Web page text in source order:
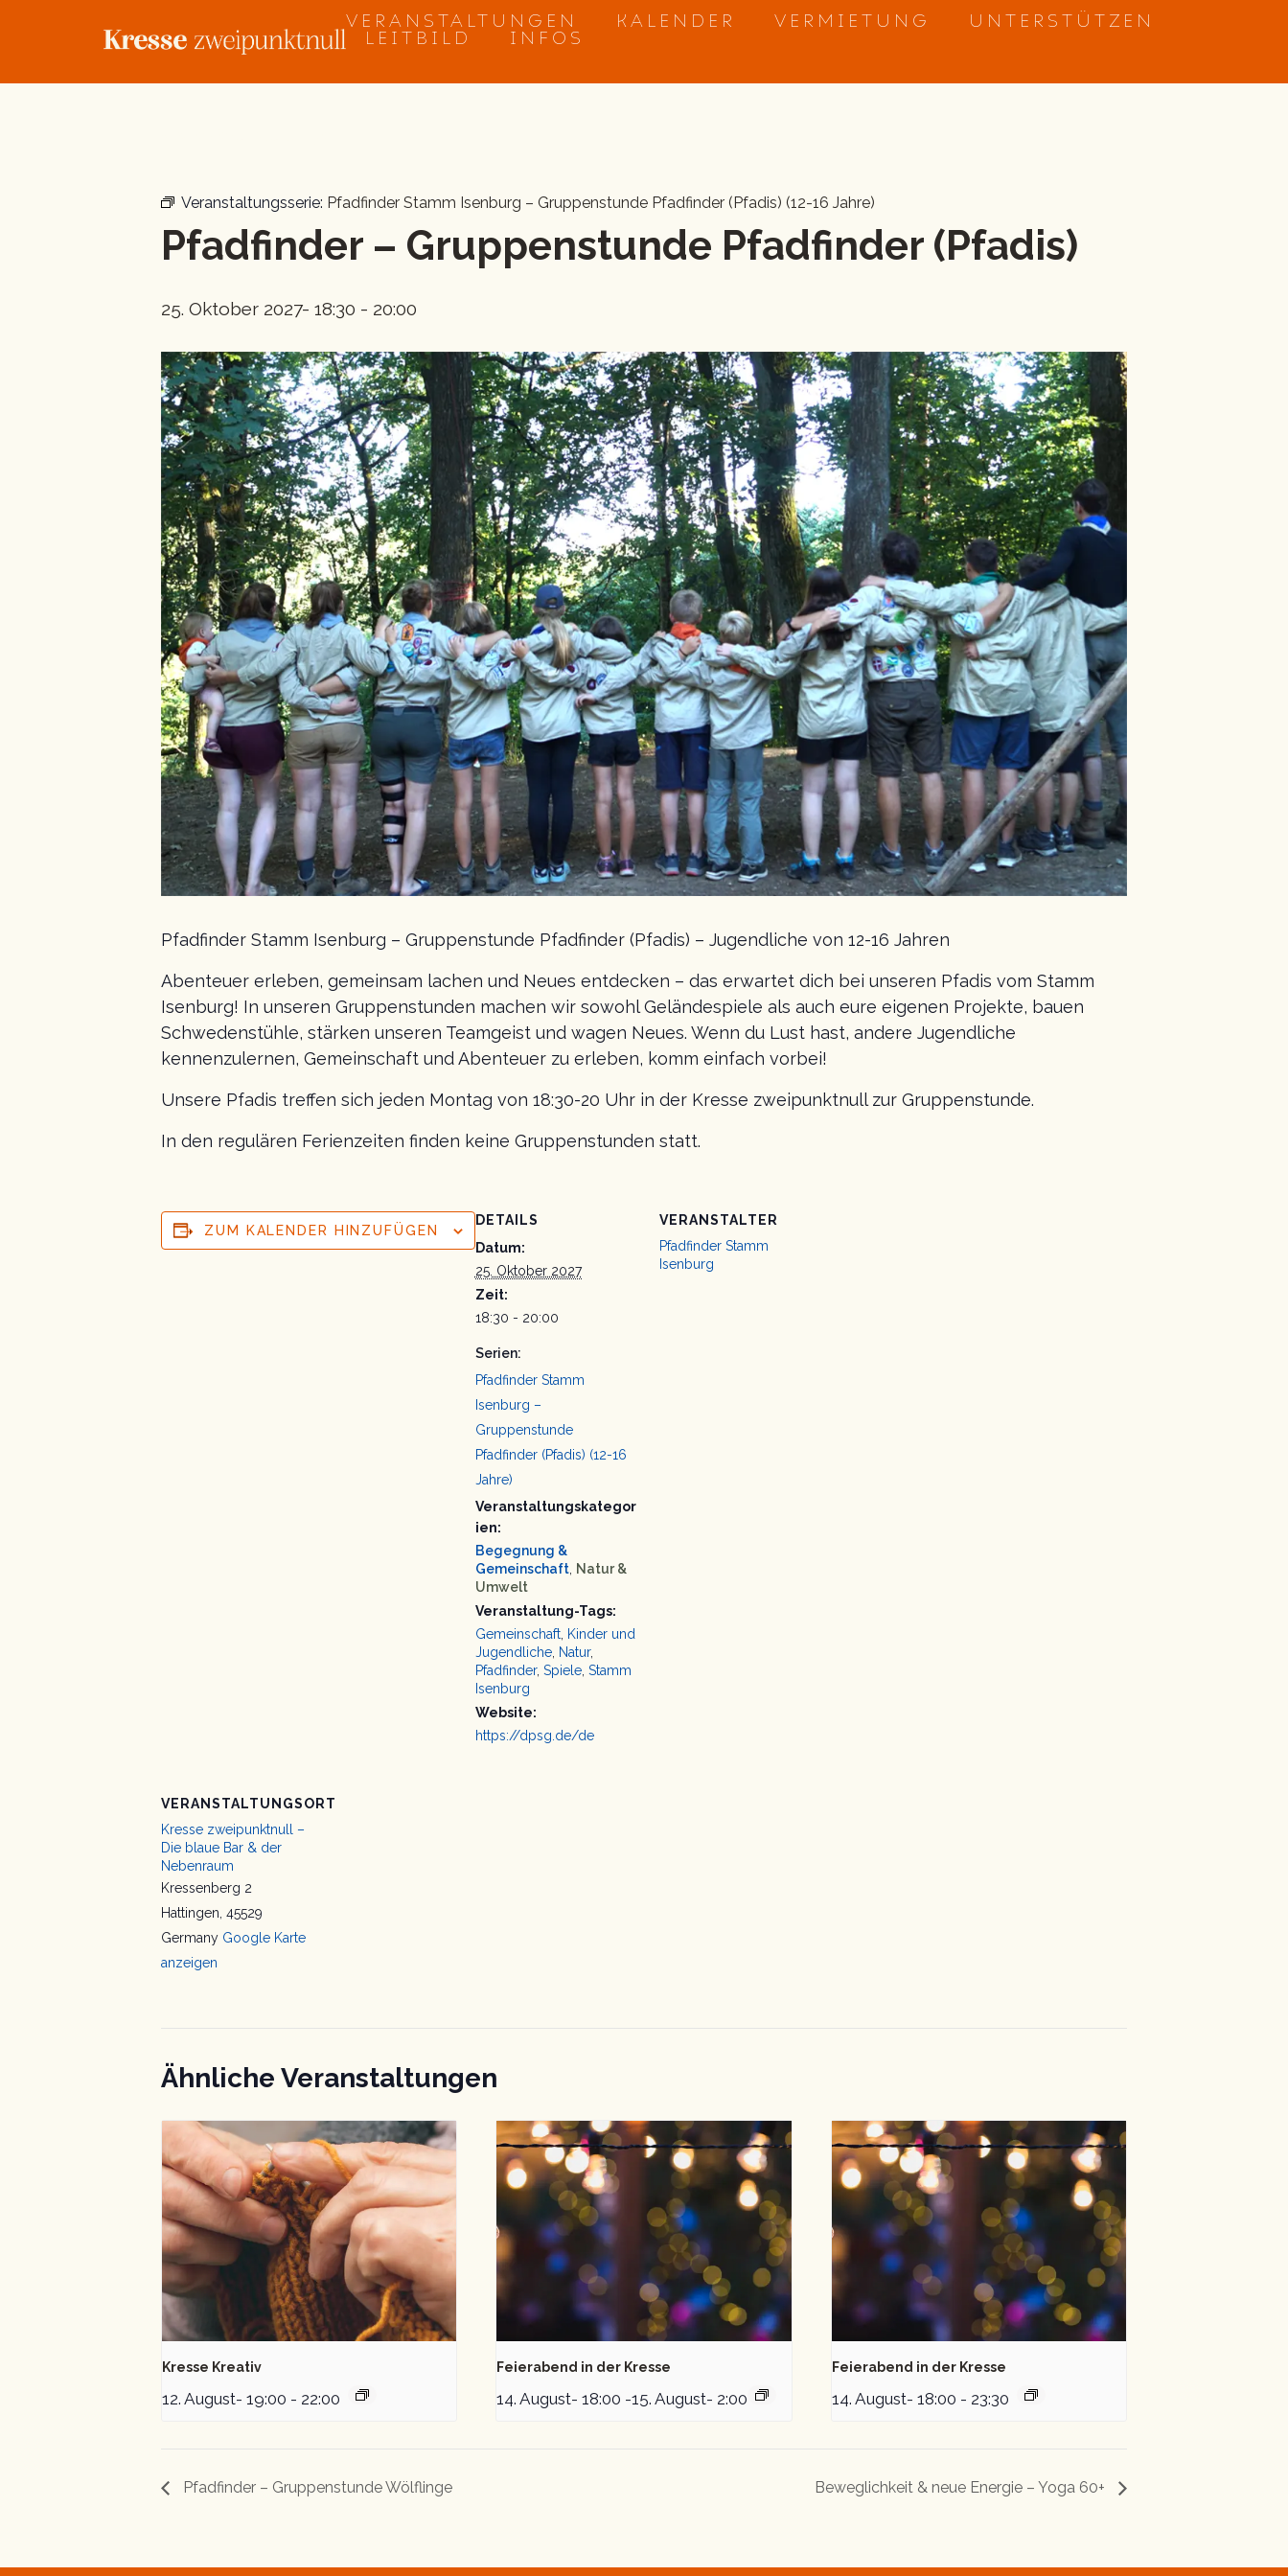
VERANSTALTUNGEN KALENDER VERMIETUNG
UNTERSTÜTZEN
LEITBILD
INFOS
Veranstaltungsserie: Pfadfinder Stamm Isenburg – Gruppenstunde Pfadfinder (Pfadis) (12-16 Jahre)
Pfadfinder – Gruppenstunde Pfadfinder (Pfadis)
25. Oktober 2027- 18:30 - 20:00
Pfadfinder Stamm Isenburg – Gruppenstunde Pfadfinder (Pfadis) – Jugendliche von 12-16 Jahren
Abenteuer erleben, gemeinsam lachen und Neues entdecken – das erwartet dich bei unseren Pfadis vom Stamm
Isenburg! In unseren Gruppenstunden machen wir sowohl Geländespiele als auch eure eigenen Projekte, bauen
Schwedenstühle, stärken unseren Teamgeist und wagen Neues. Wenn du Lust hast, andere Jugendliche
kennenzulernen, Gemeinschaft und Abenteuer zu erleben, komm einfach vorbei!
Unsere Pfadis treffen sich jeden Montag von 18:30-20 Uhr in der Kresse zweipunktnull zur Gruppenstunde.
In den regulären Ferienzeiten finden keine Gruppenstunden statt.
ZUM KALENDER HINZUFÜGEN
DETAILS
Datum:
25. Oktober 2027
Zeit:
18:30 - 20:00
Serien:
Pfadfinder Stamm
Isenburg –
Gruppenstunde
Pfadfinder (Pfadis) (12-16
Jahre)
Veranstaltungskategor
ien:
Begegnung &
Gemeinschaft, Natur &
Umwelt
Veranstaltung-Tags:
Gemeinschaft, Kinder und
Jugendliche, Natur,
Pfadfinder, Spiele, Stamm
Isenburg
Website:
https://dpsg.de/de
VERANSTALTER
Pfadfinder Stamm
Isenburg
VERANSTALTUNGSORT
Kresse zweipunktnull –
Die blaue Bar & der
Nebenraum
Kressenberg 2
Hattingen 45529
Germany Google Karte
anzeigen
Ähnliche Veranstaltungen
Kresse Kreativ
12. August- 19:00 - 22:00
Feierabend in der Kresse
14. August- 18:00 -15. August- 2:00
Feierabend in der Kresse
14. August- 18:00 - 23:30
Pfadfinder – Gruppenstunde Wölflinge Beweglichkeit & neue Energie – Yoga 60+